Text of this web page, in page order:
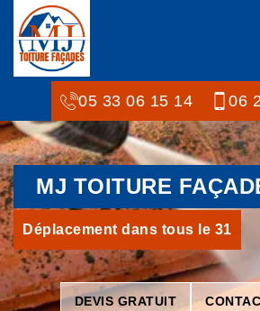
05 33 06 15 14 06
MJ TOITURE
Déplacement dans tous le 31
DEVIS GRATUIT